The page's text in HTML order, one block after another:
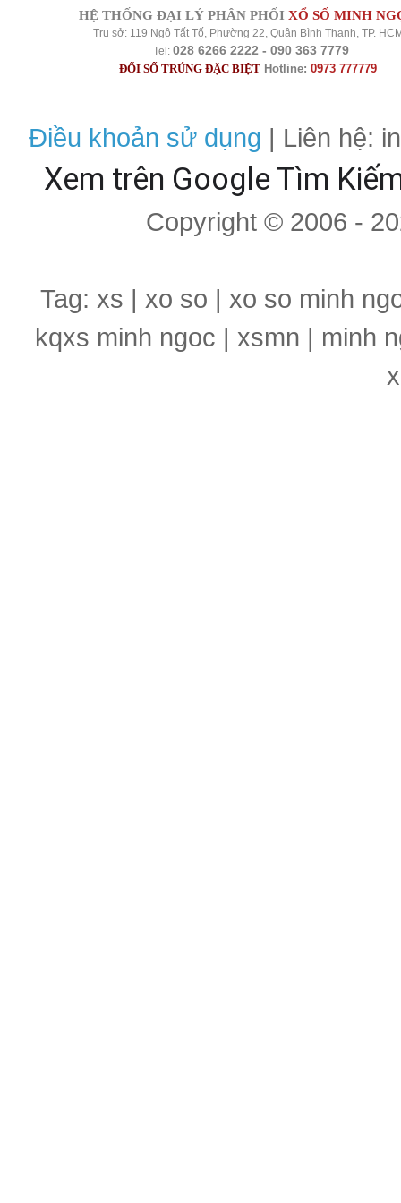
HỆ THỐNG ĐẠI LÝ PHÂN PHỐI XỔ SỐ MINH
Trụ sở: 119 Ngô Tất Tố, Phường 22, Quận Bình Thạnh, TP.
Tel: 028 6266 2222 - 090 363 7779
ĐỔI SỐ TRÚNG ĐẶC BIỆT Hotline: 0973 777779
Điều khoản sử dụng | Liên hệ:
Xem trên Google Tìm
Copyright © 2006 -
Tag: xs | xo so | xo so minh
kqxs minh ngoc | xsmn | minh